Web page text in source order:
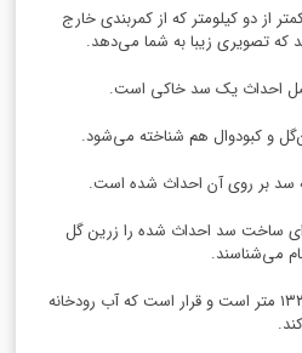
از دو کیلومتر که از کمربندی خارج
که تصویری زیبا به شما می‌دهد.
احداث یک سد خاکی است.
و کبودوال هم شناخته می‌شود.
سد بر روی آن احداث شده است.
ساخت سد احداث شده را زرین گل
می‌شناسند.
طول تاج سد کبودوال بیش از ۱۳۳۰ متر است و قرار است که آب رودخانه